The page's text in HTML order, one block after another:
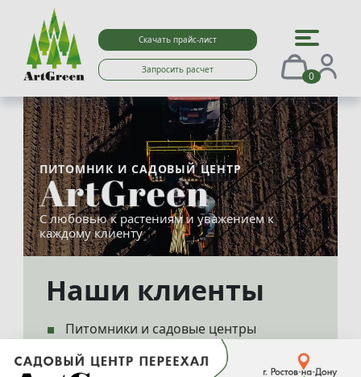
Скачать прайс-лист
Запросить расчет 0
ПИТОМНИК И САДОВЫЙ ЦЕНТР
С любовью к растениям и уважением к
каждому клиенту
Наши клиенты
Питомники и садовые центры
Ландшафтные дизайнеры